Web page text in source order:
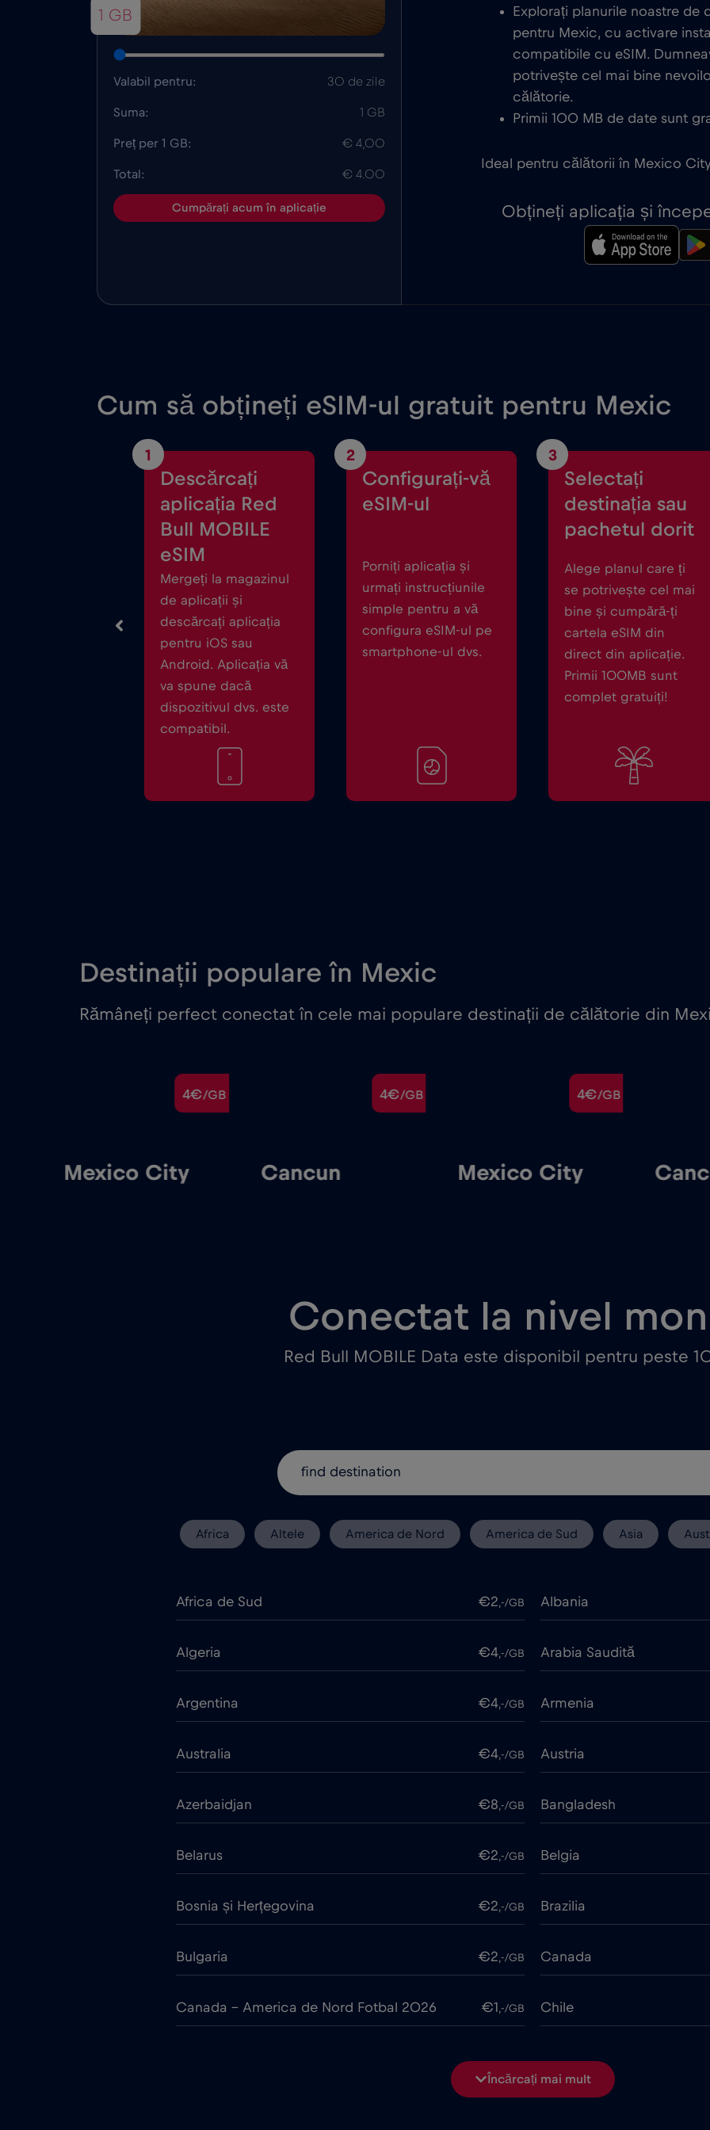
1 GB
Valabil pentru: 30 de zile
Suma: 1 GB
Preț per 1 GB: € 4,00
Total: € 4.00
Cumpărați acum în aplicație
Explorați planurile noastre de
pentru Mexic, cu activare
compatibile cu eSIM.
potrivește cel mai bine
călătorie.
Primii 100 MB de date sunt
Ideal pentru călătorii în Mexico
Obțineți aplicația și
Cum să obțineți eSIM-ul gratuit pentru Mexic
1
Descărcați
aplicația Red
Bull MOBILE
eSIM
Mergeți la magazinul
de aplicații și
descărcați aplicația
pentru iOS sau
Android. Aplicația vă
va spune dacă
dispozitivul dvs. este
compatibil.
2
Configurați-vă
eSIM-ul
Porniți aplicația și
urmați instrucțiunile
simple pentru a vă
configura eSIM-ul pe
smartphone-ul dvs.
3
Selectați
destinația sau
pachetul dorit
Alege planul care ți
se potrivește cel mai
bine și cumpără-ți
cartela eSIM din
direct din aplicație.
Primii 100MB sunt
complet gratuiți!
Destinații populare în Mexic
Rămâneți perfect conectat în cele mai populare destinații de călătorie din
4€/GB
Mexico City
4€/GB
Cancun
4€/GB
Mexico City
Conectat la nivel
Red Bull MOBILE Data este disponibil pentru peste
Africa Altele America de Nord America de Sud Asia
Africa de Sud €2,-/GB Albania
Algeria €4,-/GB Arabia Saudită
Argentina €4,-/GB Armenia
Australia €4,-/GB Austria
Azerbaidjan €8,-/GB Bangladesh
Belarus €2,-/GB Belgia
Bosnia și Herțegovina €2,-/GB Brazilia
Bulgaria €2,-/GB Canada
Canada - America de Nord Fotbal 2026 €1 ,-/GB Chile
€6,-/GB Ciad
Încărcați mai mult